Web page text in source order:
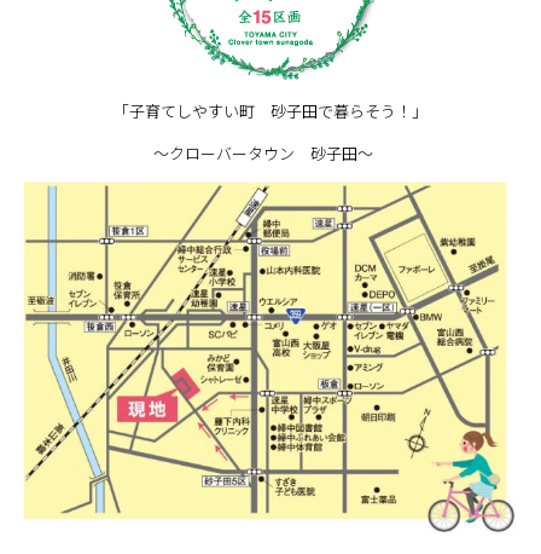
「子育てしやすい町 砂子田で暮らそう！」
～クローバータウン 砂子田～